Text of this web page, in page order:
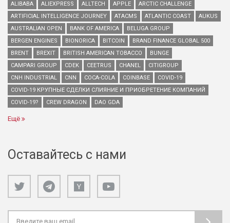
ALIBABA
ALIEXPRESS ALLTECH APPLE
ARCTIC CHALLENGE
ARTIFICIAL INTELLIGENCE JOURNEY
ATACMS ATLANTIC COAST
AUKUS
AUSTRALIAN OPEN
BANK OF AMERICA
BELUGA GROUP
BERGEN ENGINES
BIONORICA BITCOIN
BRAND FINANCE GLOBAL 500
BRENT
BREXIT BRITISH AMERICAN TOBACCO
BUNGE
CAMPARI GROUP
CDEK CEETRUS CHANEL
CITIGROUP
CNH INDUSTRIAL
CNN COCA-COLA COINBASE
COVID-19
COVID-19 КРУПНЫЕ СДЕЛКИ СЛИЯНИЕ И ПРИОБРЕТЕНИЕ КОМПАНИЙ
COVID-19?
CREW DRAGON DAO GDA
Ещё
Оставайтесь с нами